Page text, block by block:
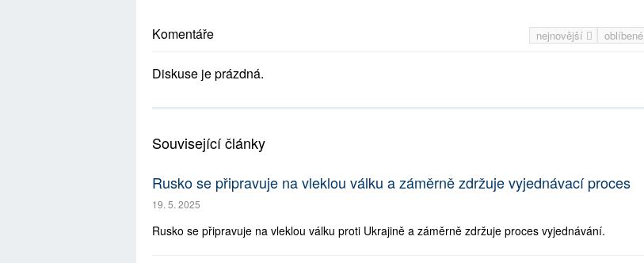
nejnovější oblíbené
Komentáře
Diskuse je prázdná.
Související články
Rusko se připravuje na vleklou válku a záměrně zdržuje vyjednávací proces
19. 5. 2025
Rusko se připravuje na vleklou válku proti Ukrajině a záměrně zdržuje proces vyjednávání.